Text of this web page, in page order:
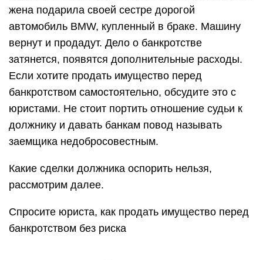
жена подарила своей сестре дорогой
автомобиль BMW, купленный в браке. Машину
вернут и продадут. Дело о банкротстве
затянется, появятся дополнительные расходы.
Если хотите продать имущество перед
банкротством самостоятельно, обсудите это с
юристами. Не стоит портить отношение судьи к
должнику и давать банкам повод называть
заемщика недобросовестным.
Какие сделки должника оспорить нельзя,
рассмотрим далее.
Спросите юриста, как продать имущество перед
банкротством без риска